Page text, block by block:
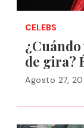
CELEBS
de gira?
Agosto 27,